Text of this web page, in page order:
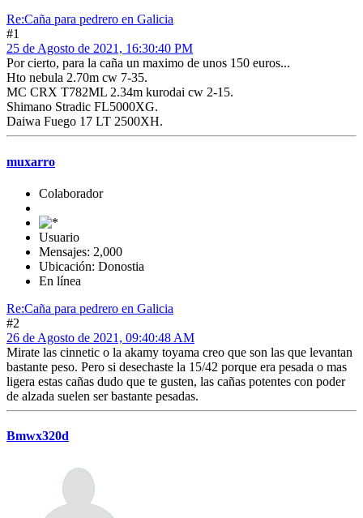
Re:Caña para pedrero en Galicia
#1
25 de Agosto de 2021, 16:30:40 PM
Por cierto, para la caña un maximo de unos 150 euros...
Hto nebula 2.70m cw 7-35.
MC CRX T782ML 2.34m kurodai cw 2-15.
Shimano Stradic FL5000XG.
Daiwa Fuego 17 LT 2500XH.
muxarro
Colaborador
Usuario
Mensajes: 2,000
Ubicación: Donostia
En línea
Re:Caña para pedrero en Galicia
#2
26 de Agosto de 2021, 09:40:48 AM
Mirate las cinnetic o la akamy toyama creo que son las que levantan
bastante peso. Pero si desechaste la 15/42 porque era pesada o mas
ligera estas cañas dudo que te gusten, las cañas potentes con poder
de alzada suelen ser bastante pesadas.
Bmwx320d